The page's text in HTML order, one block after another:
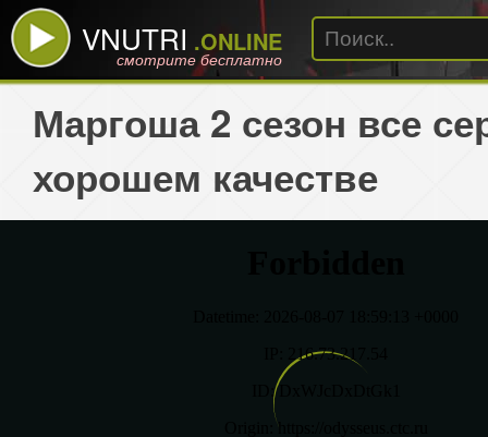
VNUTRI .ONLINE
смотрите бесплатно
Маргоша 2 сезон все
хорошем качестве